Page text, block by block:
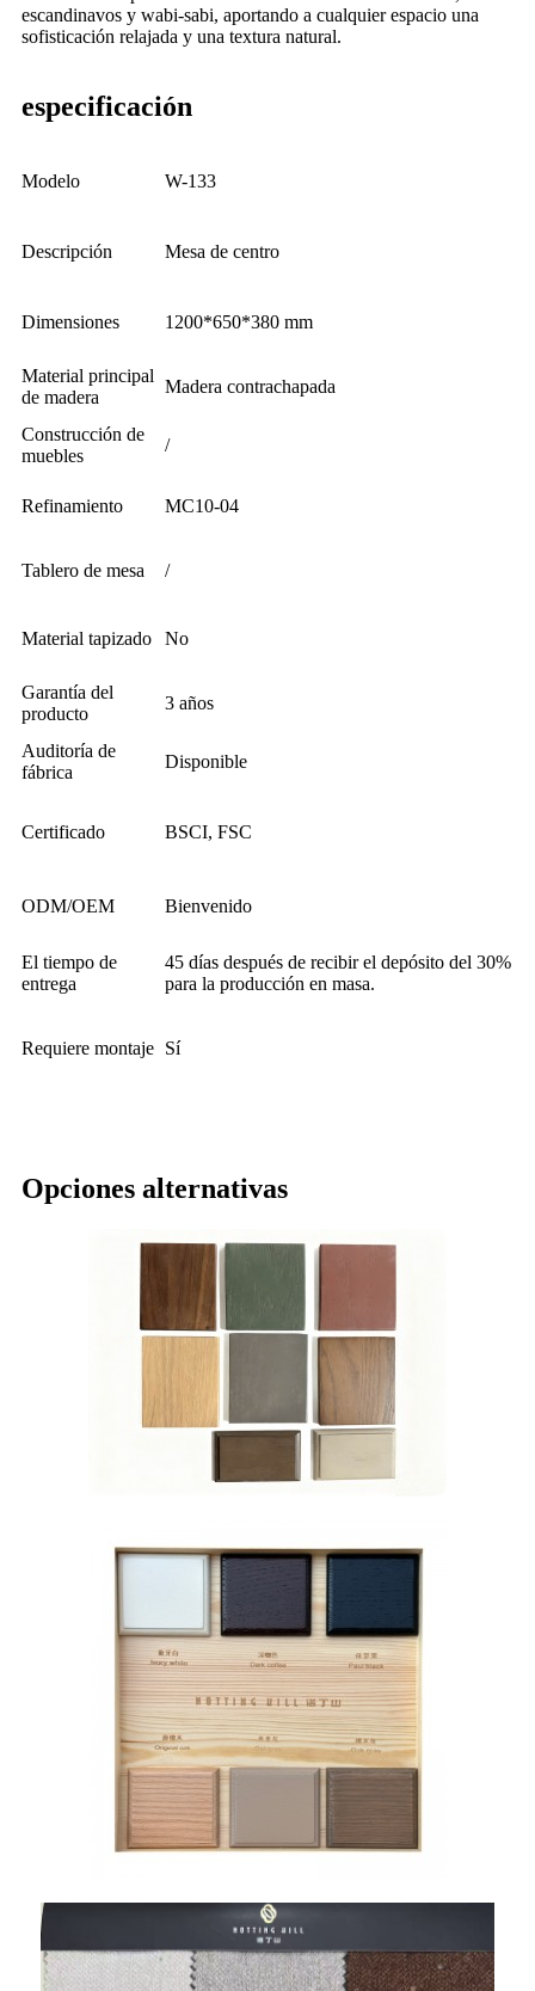
escandinavos y wabi-sabi, aportando a cualquier espacio una
sofisticación relajada y una textura natural.
especificación
Modelo W-133
Descripción Mesa de centro
Dimensiones 1200*650*380 mm
Material principal
de madera
Madera contrachapada
Construcción de
muebles
/
Refinamiento MC10-04
Tablero de mesa /
Material tapizado No
Garantía del
producto
3 años
Auditoría de
fábrica
Disponible
Certificado BSCI, FSC
ODM/OEM Bienvenido
El tiempo de
entrega
45 días después de recibir el depósito del 30%
para la producción en masa.
Requiere montaje Sí
Opciones alternativas